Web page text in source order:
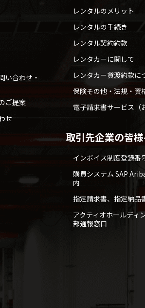
い合わせ・
ご提案
せ
レンタルのメリット
レンタルの手続き
レンタル契約約款
レンタカーに関して
レンタカー貸渡約款に
保険その他・法規・資
電子請求書サービス（
取引先企業の皆
インボイス制度登録番
購買システム SAP
内
指定請求書、指定納品
アクティオホールデ
部通報窓口